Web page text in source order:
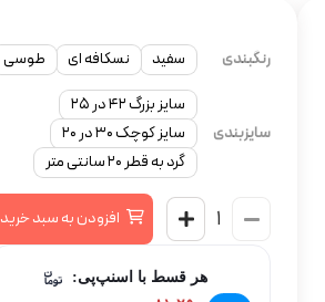
رنگبندی سفید نسکافه ای طوسی
سایزبندی
سایز بزرگ ۴۲ در ۲۵
سایز کوچک ۳۰ در ۲۰
گرد به قطر ۲۰ سانتی متر
افزودن به سبد خرید
هر قسط با اسنپ‌پی: